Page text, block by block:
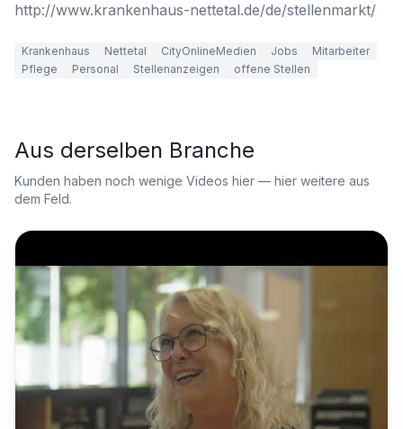
http://www.krankenhaus-nettetal.de/de/stellenmarkt/
Krankenhaus Nettetal CityOnlineMedien Jobs
Mitarbeiter
Pflege
Personal Stellenanzeigen offene Stellen
Aus derselben Branche
Kunden haben noch wenige Videos hier — hier weitere aus
dem Feld.